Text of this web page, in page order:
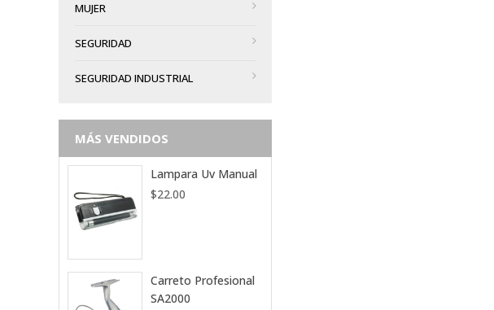
MUJER
SEGURIDAD
SEGURIDAD INDUSTRIAL
MÁS VENDIDOS
Lampara Uv Manual
$22.00
Carreto Profesional
SA2000